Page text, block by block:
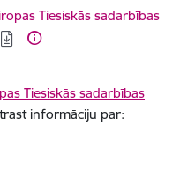
Tiesiskās sadarbības
Tiesiskās sadarbības
informāciju par: